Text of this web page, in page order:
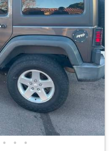
• • •